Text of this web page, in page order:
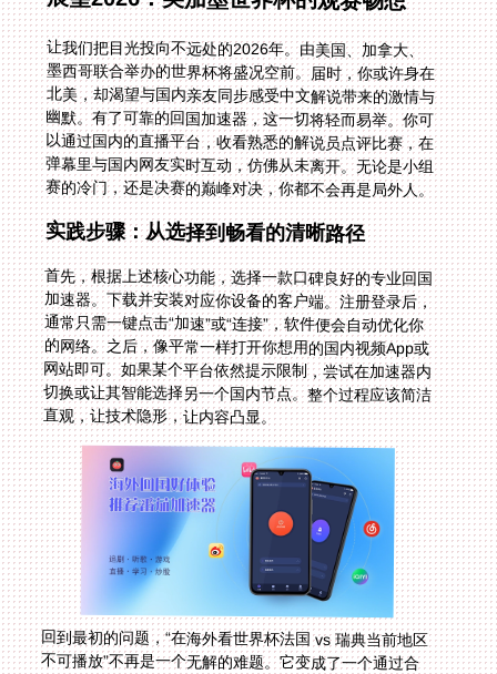
让我们把目光投向不远处的2026年。由美国、加拿大、
墨西哥联合举办的世界杯将盛况空前。届时，你或许身在
北美，却渴望与国内亲友同步感受中文解说带来的激情与
幽默。有了可靠的回国加速器，这一切将轻而易举。你可
以通过国内的直播平台，收看熟悉的解说员点评比赛，在
弹幕里与国内网友实时互动，仿佛从未离开。无论是小组
赛的冷门，还是决赛的巅峰对决，你都不会再是局外人。
实践步骤：从选择到畅看的清晰路径
首先，根据上述核心功能，选择一款口碑良好的专业回国
加速器。下载并安装对应你设备的客户端。注册登录后，
通常只需一键点击“加速”或“连接”，软件便会自动优化你
的网络。之后，像平常一样打开你想用的国内视频App或
网站即可。如果某个平台依然提示限制，尝试在加速器内
切换或让其智能选择另一个国内节点。整个过程应该简洁
直观，让技术隐形，让内容凸显。
回到最初的问题，“在海外看世界杯法国 vs 瑞典当前地区
不可播放”不再是一个无解的难题。它变成了一个通过合
适工具就能轻松跨越的技术小障碍。从理解地域限制的原
理，到选择具备智能线路、全平台支持、稳定带宽、安全
加密和可靠售后的加速器，你已掌握了主动权。无论是解
决当下“在海外怎么看欧洲杯”的迫切需求，还是为未来
2026年世界杯的沉浸式体验铺路，你都可以重新建立与
家乡精彩赛事的紧密连接，让距离不再是享受热情的阻